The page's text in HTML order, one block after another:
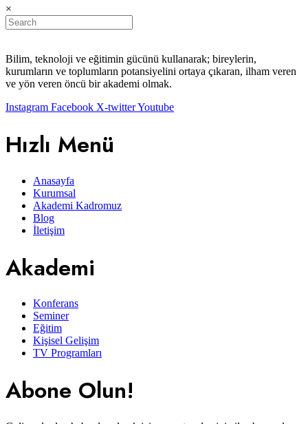
×
Bilim, teknoloji ve eğitimin gücünü kullanarak; bireylerin,
kurumların ve toplumların potansiyelini ortaya çıkaran, ilham veren
ve yön veren öncü bir akademi olmak.
Instagram Facebook X-twitterYoutube
Hızlı Menü
Anasayfa
Kurumsal
Akademi Kadromuz
Blog
İletişim
Akademi
Konferans
Seminer
Eğitim
Kişisel Gelişim
TV Programları
Abone Olun!